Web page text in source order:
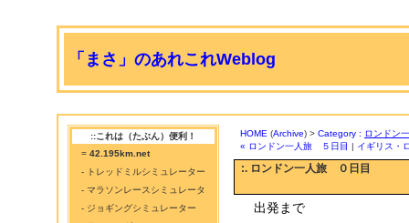
「まさ」のあれこれWeblog
::これは（たぶん）便利！
= 42.195km.net
- トレッドミルシミュレーター
- マラソンレースシミュレータ
- ジョギングシミュレーター
HOME (Archive) > Category : ロンドン
« ロンドン一人旅 ５日目 | イギリス・
:. ロンドン一人旅 ０日目
出発まで